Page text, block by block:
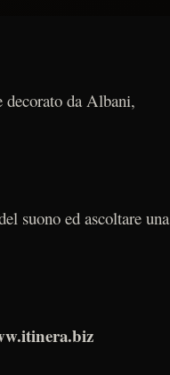
da Albani,
suono ed ascoltare una